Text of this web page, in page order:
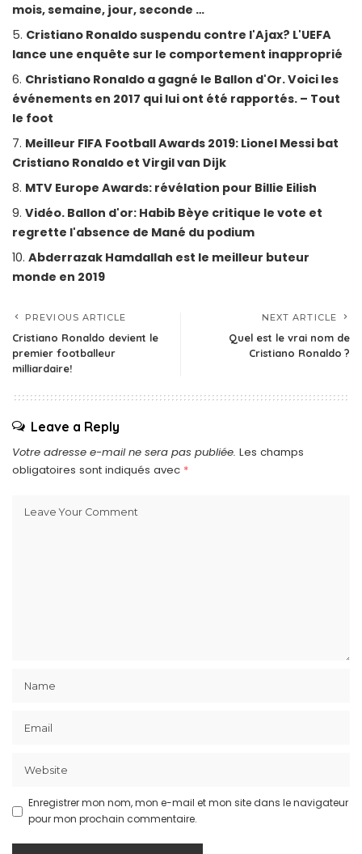
mois, semaine, jour, seconde …
Cristiano Ronaldo suspendu contre l'Ajax? L'UEFA
lance une enquête sur le comportement inapproprié
Christiano Ronaldo a gagné le Ballon d'Or. Voici les
événements en 2017 qui lui ont été rapportés. – Tout
le foot
Meilleur FIFA Football Awards 2019: Lionel Messi bat
Cristiano Ronaldo et Virgil van Dijk
MTV Europe Awards: révélation pour Billie Eilish
Vidéo. Ballon d'or: Habib Bèye critique le vote et
regrette l'absence de Mané du podium
Abderrazak Hamdallah est le meilleur buteur
monde en 2019
PREVIOUS ARTICLE
Cristiano Ronaldo devient le
premier footballeur
milliardaire!
NEXT ARTICLE
Quel est le vrai nom de
Cristiano Ronaldo ?
Leave a Reply
Votre adresse e-mail ne sera pas publiée. Les champs
obligatoires sont indiqués avec *
Enregistrer mon nom, mon e-mail et mon site dans le navigateur
pour mon prochain commentaire.